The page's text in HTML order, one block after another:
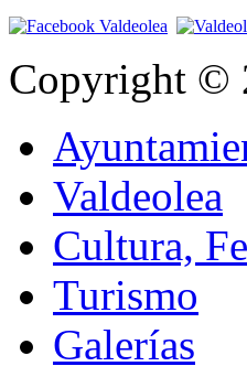
Copyright ©
Valdeolea
Cultura,
Turismo
Galerías